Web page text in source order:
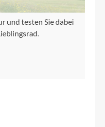
und testen Sie dabei